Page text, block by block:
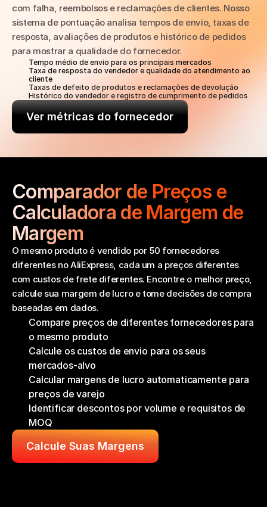
com falha, reembolsos e reclamações de clientes. Nosso
sistema de pontuação analisa tempos de envio, taxas de
resposta, avaliações de produtos e histórico de pedidos
para mostrar a qualidade do fornecedor.
Tempo médio de envio para os principais mercados
Taxa de resposta do vendedor e qualidade do atendimento ao
cliente
Taxas de defeito de produtos e reclamações de devolução
Histórico do vendedor e registro de cumprimento de pedidos
Ver métricas do fornecedor
Comparador de Preços e
Calculadora de Margem de
Margem
O mesmo produto é vendido por 50 fornecedores
diferentes no AliExpress, cada um a preços diferentes
com custos de frete diferentes. Encontre o melhor preço,
calcule sua margem de lucro e tome decisões de compra
baseadas em dados.
Compare preços de diferentes fornecedores para
o mesmo produto
Calcule os custos de envio para os seus
mercados-alvo
Calcular margens de lucro automaticamente para
preços de varejo
Identificar descontos por volume e requisitos de
MOQ
Calcule Suas Margens